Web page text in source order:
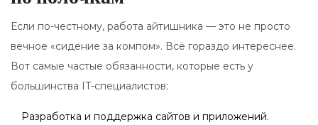
Если по-честному, работа айтишника — это не просто
вечное «сидение за компом». Всё гораздо интереснее.
Вот самые частые обязанности, которые есть у
большинства IT-специалистов:
Разработка и поддержка сайтов и приложений.